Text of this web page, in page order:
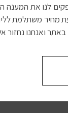
לנו את המענה
משתלמת
ואנחנו נחזור